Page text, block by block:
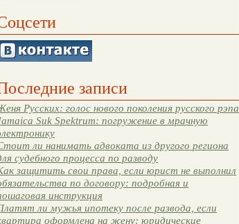
записи
Русских: голос нового поколения русского рэпа
Suk Spektrum: погружение в мрачную
ли нанимать адвоката из другого региона
судебного процесса по разводу
защитить свои права, если юрист не выполнил
по договору: подробная и
инструкция
ли мужья ипотеку после развода, если
оформлена на жену: юридические